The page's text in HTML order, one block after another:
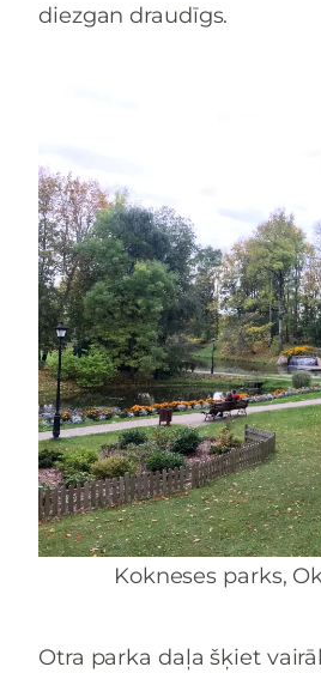
diezgan draudīgs.
Kokneses parks,
Otra parka daļa šķiet